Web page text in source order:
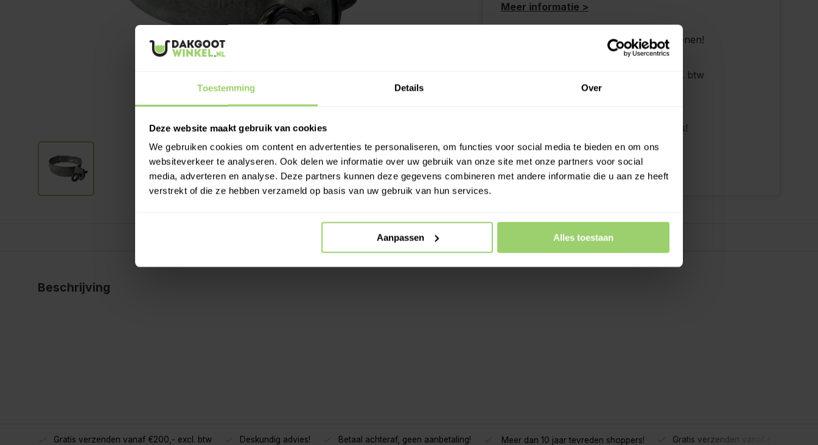
Toestemming Details Over
Deze website maakt gebruik van cookies
We gebruiken cookies om content en advertenties te personaliseren, om functies voor social media te bieden en om ons
websiteverkeer te analyseren. Ook delen we informatie over uw gebruik van onze site met onze partners voor social
media, adverteren en analyse. Deze partners kunnen deze gegevens combineren met andere informatie die u aan ze heeft
verstrekt of die ze hebben verzameld op basis van uw gebruik van hun services.
Aanpassen Alles toestaan
Meer informatie >
Kies zelf je leverdatum bij het afrekenen!
Ook op zaterdag bezorgd!
Gratis verzenden vanaf €200,- excl. btw
Deskundig advies!
Meer dan 10 jaar tevreden shoppers!
Beschrijving
Gratis verzenden vanaf €200,- excl. btw Deskundig advies! Betaal achteraf, geen aanbetaling! Meer dan 10 jaar tevreden shoppers! Gratis verzenden vanaf €200,- excl.